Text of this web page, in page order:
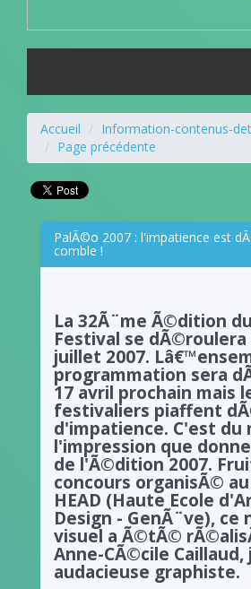
Accueil
Information-contenus-
Page précédente
PalÃ©o 2007 : l'impatience est
comble !
La 32Ã¨me Ã©dition
Festival se dÃ©roulera
juillet 2007.
programmation sera
17 avril prochain mais
festivaliers piaffent
d'impatience. C'est du
l'impression que
de l'Ã©dition 2007.
concours organisÃ©
HEAD (Haute Ecole
Design - GenÃ¨ve), ce
visuel a Ã©tÃ©
Anne-CÃ©cile
audacieuse graphiste.